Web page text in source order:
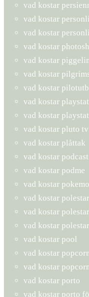
vad kostar
vad kostar
vad kostar
vad kostar
vad kostar piggelin
vad kostar
vad kostar
vad kostar
vad kostar
vad kostar pluto tv
vad kostar plåttak
vad kostar podcast
vad kostar podme
vad kostar
vad kostar
vad kostar
vad kostar
vad kostar pool
vad kostar
vad kostar
vad kostar porto
vad kostar porto